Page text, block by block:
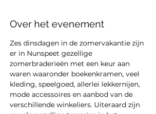
Over het evenement
Zes dinsdagen in de zomervakantie zijn
er in Nunspeet gezellige
zomerbraderieën met een keur aan
waren waaronder boekenkramen, veel
kleding, speelgoed, allerlei lekkernijen,
mode accessoires en aanbod van de
verschillende winkeliers. Uiteraard zijn